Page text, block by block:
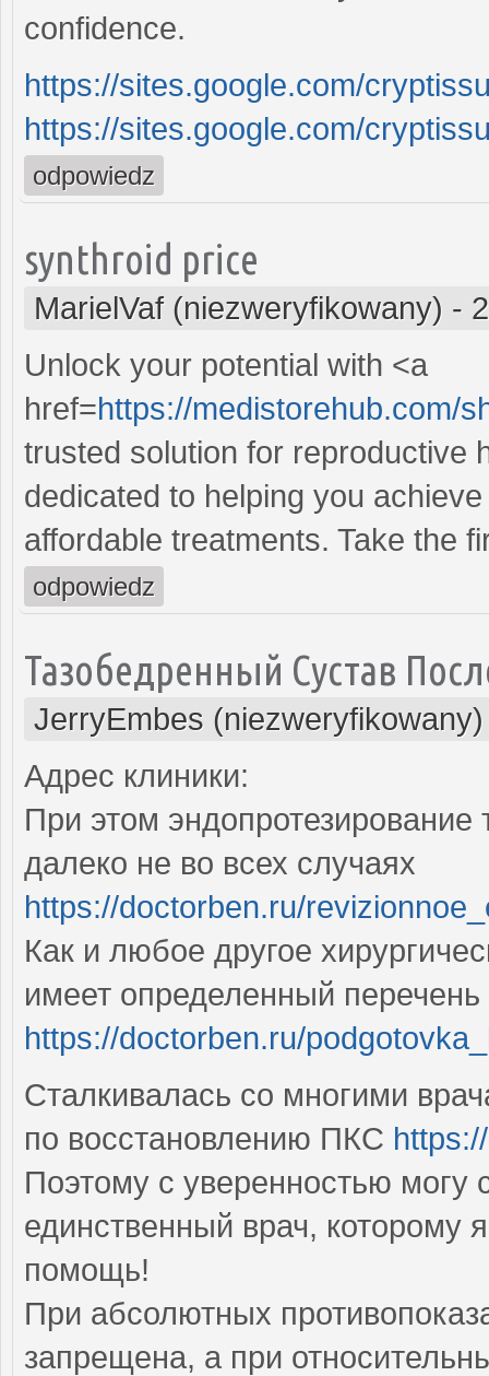
confidence.
https://sites.google.com/
https://sites.google.com/
odpowiedz
synthroid price
MarielVaf (niezweryfikowany) -
Unlock your potential with <a
href=https://medistorehub.com/
trusted solution for reproductive
dedicated to helping you
affordable treatments. Take the
odpowiedz
Тазобедренный Сустав
JerryEmbes (niezweryfikowany)
Адрес клиники:
При этом эндопротезирование
далеко не во всех случаях
https://doctorben.ru/
Как и любое другое
имеет определенный
https://doctorben.ru/
Сталкивалась со многими
по восстановлению ПКС
Поэтому с уверенностью могу
единственный врач, которому
помощь!
При абсолютных
запрещена, а при